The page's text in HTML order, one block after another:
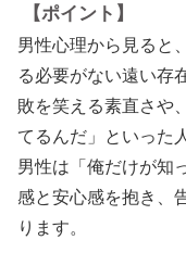
【ポイント】
男性心理から見ると
る必要がない遠い存
敗を笑える素直さや
てるんだ」といった
男性は「俺だけが知
感と安心感を抱き、
ります。